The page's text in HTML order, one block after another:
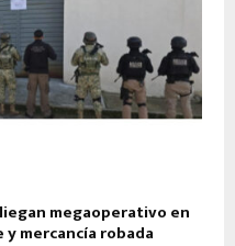
megaoperativo en
mercancía robada